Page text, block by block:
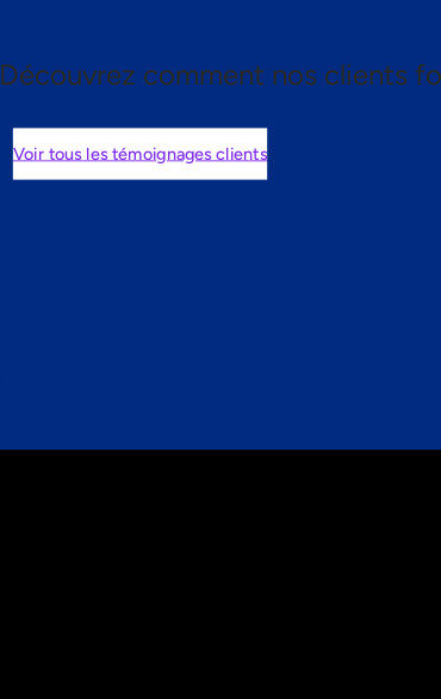
Découvrez comment nos clients
Voir tous les témoignages clients